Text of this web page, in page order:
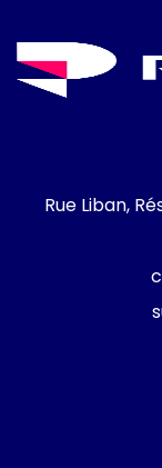
Rue Liban,